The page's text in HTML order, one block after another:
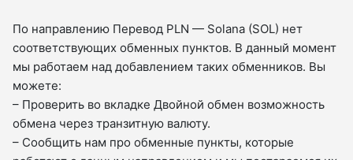
По направлению Перевод PLN — Solana (SOL) нет
соответствующих обменных пунктов. В данный момент
мы работаем над добавлением таких обменников. Вы
можете:
– Проверить во вкладкe Двойной обмен возможность
обмена через транзитную валюту.
– Сообщить нам про обменные пункты, которые